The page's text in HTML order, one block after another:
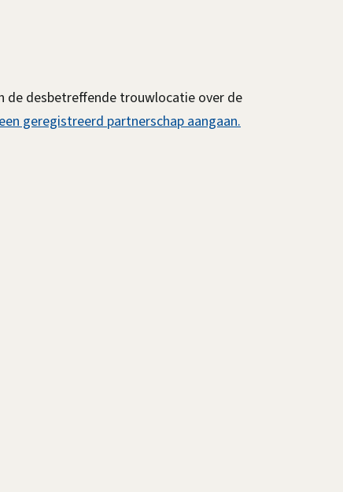
de desbetreffende trouwlocatie over de
geregistreerd partnerschap aangaan.